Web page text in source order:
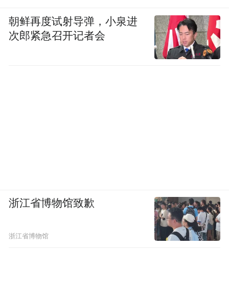
朝鲜再度试射导弹，小泉进
次郎紧急召开记者会
浙江省博物馆致歉
浙江省博物馆